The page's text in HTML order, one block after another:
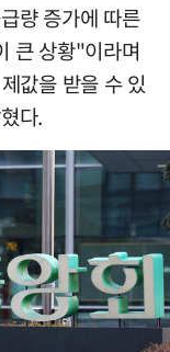
량 증가에 따른
큰 상황"이라며
값을 받을 수 있
다.